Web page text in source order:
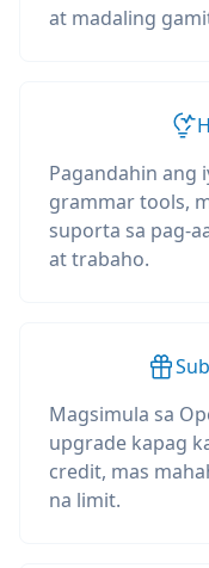
at madaling
Pagandahin ang
grammar tools,
suporta sa pag-
at trabaho.
Magsimula sa
upgrade kapag
credit, mas
na limit.